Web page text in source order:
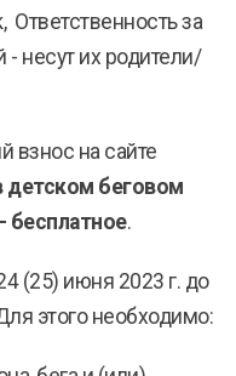
Ответственность за
- несут их родители/
взнос на сайте
детском беговом
бесплатное.
(25) июня 2023 г. до
этого необходимо: